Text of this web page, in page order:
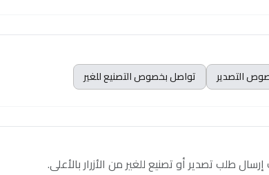
التصدير تواصل بخصوص التصنيع للغير
طلب تصدير أو تصنيع للغير من الأزرار بالأعلى.